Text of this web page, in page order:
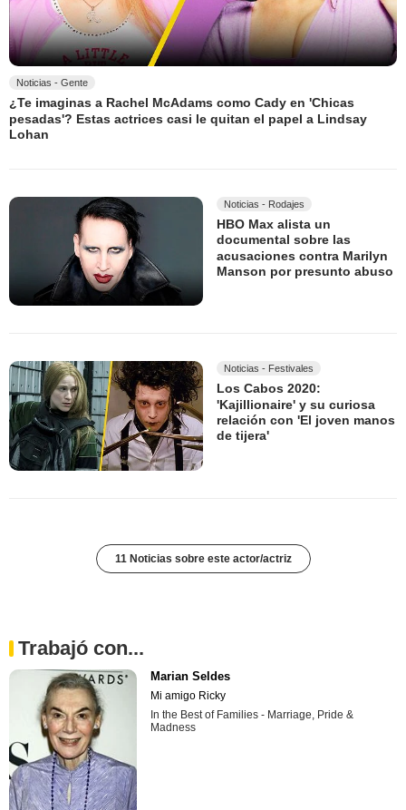
Noticias - Gente
¿Te imaginas a Rachel McAdams como Cady en 'Chicas
pesadas'? Estas actrices casi le quitan el papel a Lindsay
Lohan
Noticias - Rodajes
HBO Max alista un
documental sobre las
acusaciones contra Marilyn
Manson por presunto abuso
Noticias - Festivales
Los Cabos 2020:
'Kajillionaire' y su curiosa
relación con 'El joven manos
de tijera'
11 Noticias sobre este actor/actriz
Trabajó con...
Marian Seldes
Mi amigo Ricky
In the Best of Families - Marriage, Pride &
Madness